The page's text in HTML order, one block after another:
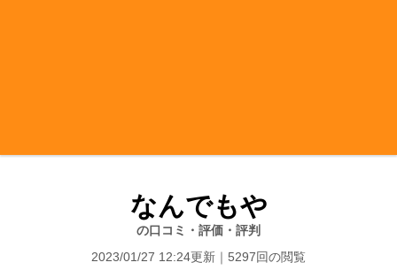
なんでもや
の口コミ・評価・評判
2023/01/27 12:24更新
5297回の閲覧